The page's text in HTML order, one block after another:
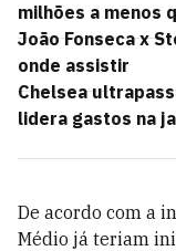
milhões a menos
João Fonseca x
onde assistir
Chelsea
lidera gastos na
De acordo com a
Médio já teriam